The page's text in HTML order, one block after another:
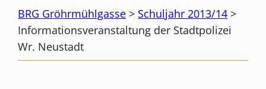
BRG Gröhrmühlgasse > Schuljahr 2013/14 >
Informationsveranstaltung der Stadtpolizei
Wr. Neustadt